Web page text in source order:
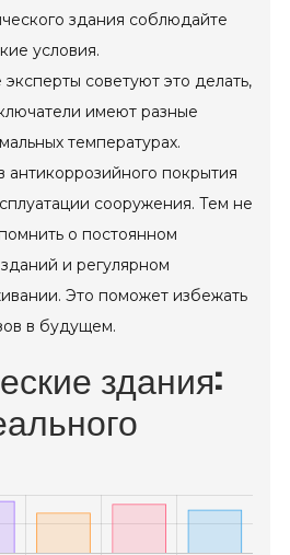
здания соблюдайте
условия.
советуют это делать,
имеют разные
температурах.
покрытия
сооружения. Тем не
о постоянном
и регулярном
Это поможет избежать
в будущем.
здания: